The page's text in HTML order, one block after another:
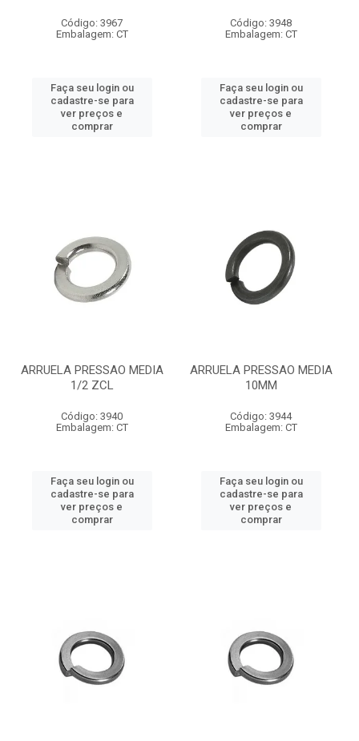
Código: 3967
Embalagem: CT
Faça seu login ou
cadastre-se para
ver preços e
comprar
Código: 3948
Embalagem: CT
Faça seu login ou
cadastre-se para
ver preços e
comprar
ARRUELA PRESSAO MEDIA
1/2 ZCL
Código: 3940
Embalagem: CT
Faça seu login ou
cadastre-se para
ver preços e
comprar
ARRUELA PRESSAO MEDIA
10MM
Código: 3944
Embalagem: CT
Faça seu login ou
cadastre-se para
ver preços e
comprar